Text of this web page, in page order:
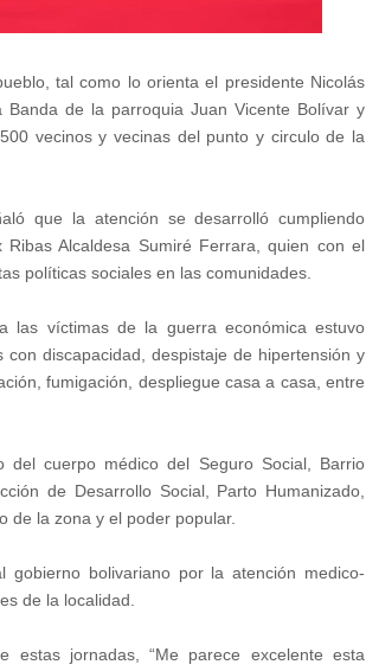
tal como lo orienta el presidente Nicolás
de la parroquia Juan Vicente Bolívar y
vecinos y vecinas del punto y circulo de la
que la atención se desarrolló cumpliendo
Alcaldesa Sumiré Ferrara, quien con el
políticas sociales en las comunidades.
las víctimas de la guerra económica estuvo
discapacidad, despistaje de hipertensión y
fumigación, despliegue casa a casa, entre
cuerpo médico del Seguro Social, Barrio
de Desarrollo Social, Parto Humanizado,
de la zona y el poder popular.
bolivariano por la atención medico-
de la localidad.
estas jornadas, “Me parece excelente esta